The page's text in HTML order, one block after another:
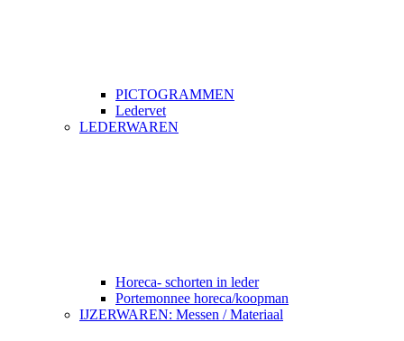
PICTOGRAMMEN
Ledervet
LEDERWAREN
Horeca- schorten in leder
Portemonnee horeca/koopman
IJZERWAREN: Messen / Materiaal